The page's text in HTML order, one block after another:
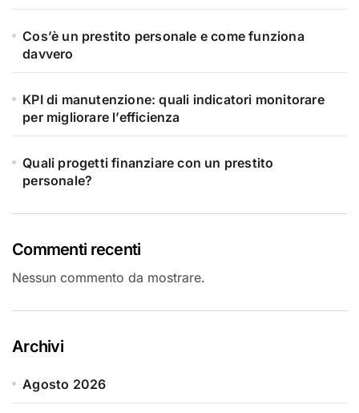
Cos’è un prestito personale e come funziona
davvero
KPI di manutenzione: quali indicatori monitorare
per migliorare l’efficienza
Quali progetti finanziare con un prestito
personale?
Commenti recenti
Nessun commento da mostrare.
Archivi
Agosto 2026